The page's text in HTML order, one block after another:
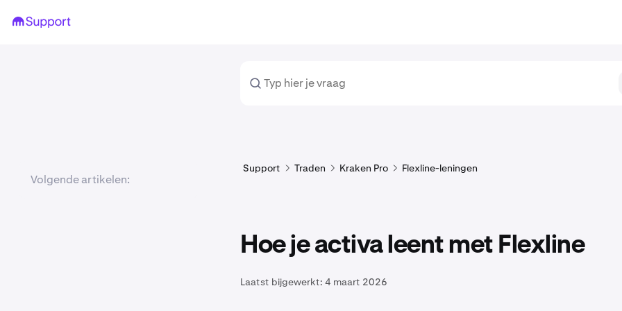
Support Traden Kraken Pro Flexline-leningen
Hoe je activa leent met Flexline
Laatst bijgewerkt: 4 maart 2026
Volgende artikelen: